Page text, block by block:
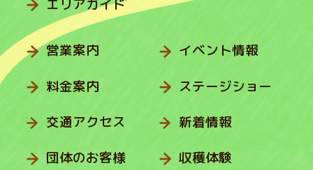
エリアガイド
営業案内
料金案内
交通アクセス
団体のお客様
イベント情報
ステージショー
新着情報
収穫体験